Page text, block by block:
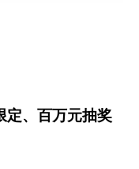
定、百万元抽奖